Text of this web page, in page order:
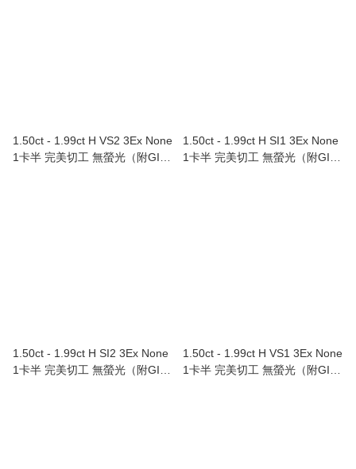
1.50ct - 1.99ct H VS2 3Ex None
1卡半 完美切工 無螢光（附GIA
1.50ct - 1.99ct H SI1 3Ex None
1卡半 完美切工 無螢光（附GIA
1.50ct - 1.99ct H SI2 3Ex None
1卡半 完美切工 無螢光（附GIA
1.50ct - 1.99ct H VS1 3Ex None
1卡半 完美切工 無螢光（附GIA